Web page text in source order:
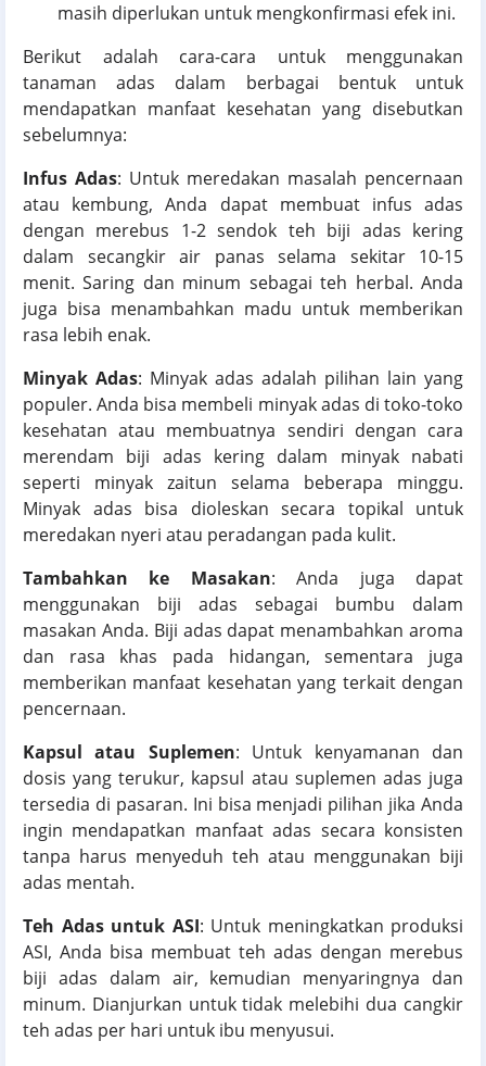
masih diperlukan untuk mengkonfirmasi efek ini.
Berikut adalah cara-cara untuk menggunakan
tanaman adas dalam berbagai bentuk untuk
mendapatkan manfaat kesehatan yang disebutkan
sebelumnya:
Infus Adas: Untuk meredakan masalah pencernaan
atau kembung, Anda dapat membuat infus adas
dengan merebus 1-2 sendok teh biji adas kering
dalam secangkir air panas selama sekitar 10-15
menit. Saring dan minum sebagai teh herbal. Anda
juga bisa menambahkan madu untuk memberikan
rasa lebih enak.
Minyak Adas: Minyak adas adalah pilihan lain yang
populer. Anda bisa membeli minyak adas di toko-toko
kesehatan atau membuatnya sendiri dengan cara
merendam biji adas kering dalam minyak nabati
seperti minyak zaitun selama beberapa minggu.
Minyak adas bisa dioleskan secara topikal untuk
meredakan nyeri atau peradangan pada kulit.
Tambahkan ke Masakan: Anda juga dapat
menggunakan biji adas sebagai bumbu dalam
masakan Anda. Biji adas dapat menambahkan aroma
dan rasa khas pada hidangan, sementara juga
memberikan manfaat kesehatan yang terkait dengan
pencernaan.
Kapsul atau Suplemen: Untuk kenyamanan dan
dosis yang terukur, kapsul atau suplemen adas juga
tersedia di pasaran. Ini bisa menjadi pilihan jika Anda
ingin mendapatkan manfaat adas secara konsisten
tanpa harus menyeduh teh atau menggunakan biji
adas mentah.
Teh Adas untuk ASI: Untuk meningkatkan produksi
ASI, Anda bisa membuat teh adas dengan merebus
biji adas dalam air, kemudian menyaringnya dan
minum. Dianjurkan untuk tidak melebihi dua cangkir
teh adas per hari untuk ibu menyusui.